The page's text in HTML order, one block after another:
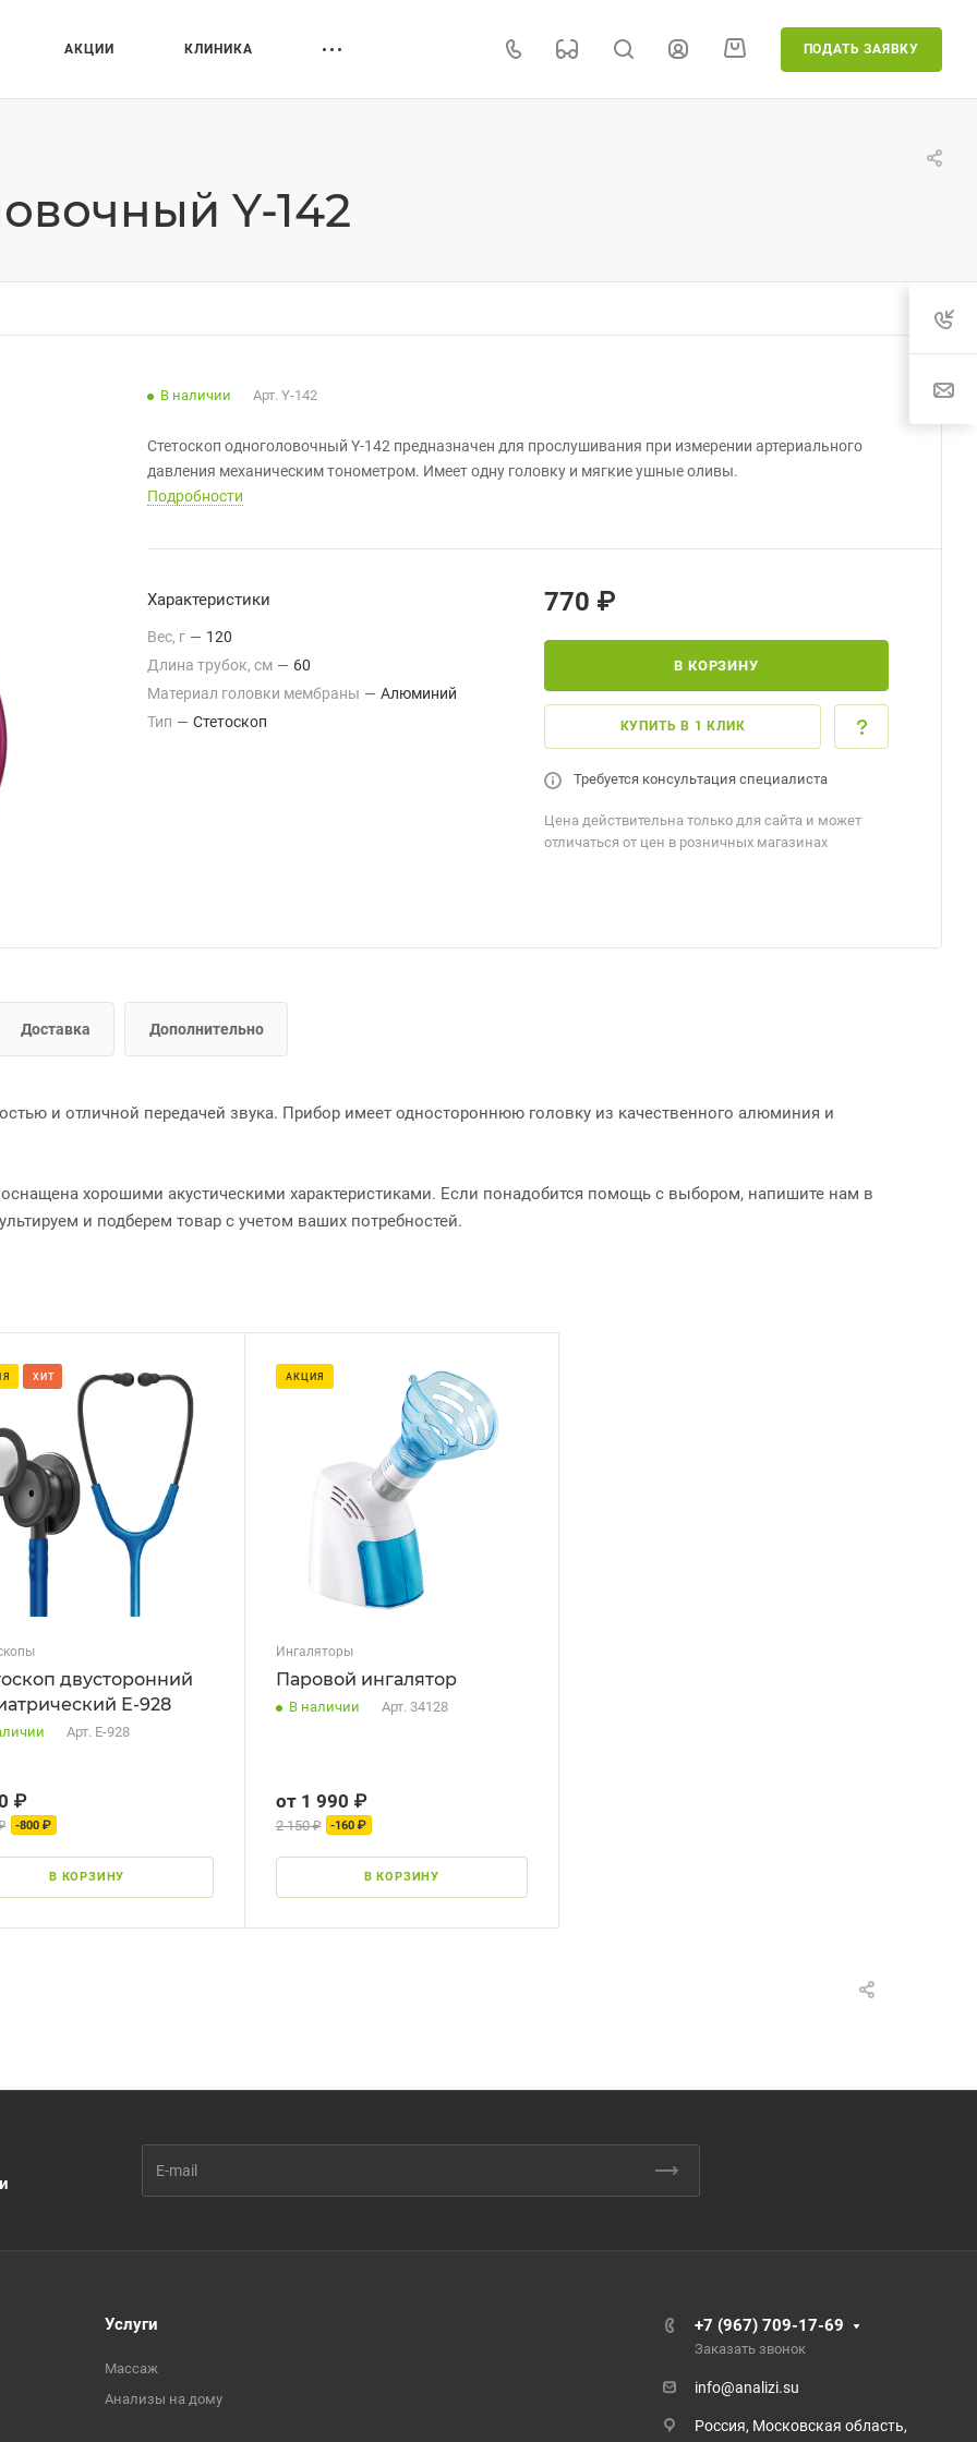
АКЦИИ КЛИНИКА ПОДАТЬ ЗАЯВКУ
Y-142
В наличии Арт. Y-142
Стетоскоп одноголовочный Y-142 предназначен для прослушивания при измерении артериального
давления механическим тонометром. Имеет одну головку и мягкие ушные оливы.
Подробности
Характеристики
Вес, г — 120
Длина трубок, см — 60
Материал головки мембраны — Алюминий
Тип — Стетоскоп
770 ₽
В КОРЗИНУ
КУПИТЬ В 1 КЛИК
Требуется консультация специалиста
Цена действительна только для сайта и может
отличаться от цен в розничных магазинах
Доставка Дополнительно
и отличной передачей звука. Прибор имеет одностороннюю головку из качественного алюминия и
хорошими акустическими характеристиками. Если понадобится помощь с выбором, напишите нам в
и подберем товар с учетом ваших потребностей.
ХИТ
двусторонний
Е-928
Арт. E-928
₽
-800 ₽
В КОРЗИНУ
Вес, г
Напряжение, В
220-240
Механизм распыления
Нагревание и превращение в
пар
Интенсивность распыления, мл/
мин
Паровой
АКЦИЯ
Ингаляторы
Паровой ингалятор
В наличии Арт. 34128
от 1 990 ₽
2 150 ₽ -160 ₽
В КОРЗИНУ
Услуги
Массаж
Анализы на дому
+7 (967) 709-17-69
Заказать звонок
info@analizi.su
Россия, Московская область,